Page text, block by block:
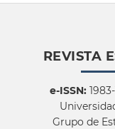
REVISTA
e-ISSN:
Grupo de